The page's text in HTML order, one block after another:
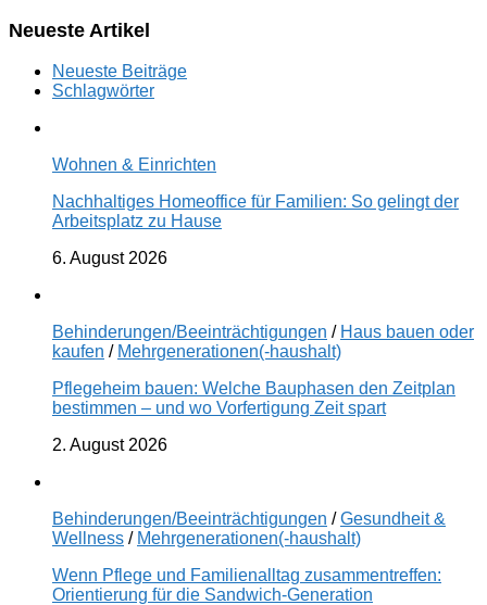
Neueste Artikel
Neueste Beiträge
Schlagwörter
Wohnen & Einrichten
Nachhaltiges Homeoffice für Familien: So gelingt der
Arbeitsplatz zu Hause
6. August 2026
Behinderungen/Beeinträchtigungen / Haus bauen oder
kaufen / Mehrgenerationen(-haushalt)
Pflegeheim bauen: Welche Bauphasen den Zeitplan
bestimmen – und wo Vorfertigung Zeit spart
2. August 2026
Behinderungen/Beeinträchtigungen /Gesundheit &
Wellness / Mehrgenerationen(-haushalt)
Wenn Pflege und Familienalltag zusammentreffen:
Orientierung für die Sandwich-Generation